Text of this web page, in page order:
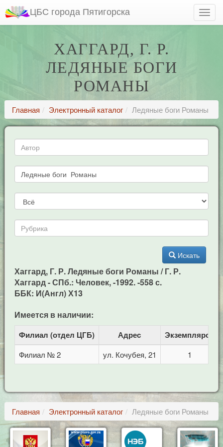
ЦБС города Пятигорска
ХАГГАРД, Г. Р.
ЛЕДЯНЫЕ БОГИ
РОМАНЫ
Главная Электронный каталог Ледяные боги Романы
Искать
Хаггард, Г. Р. Ледяные боги Романы / Г. Р.
Хаггард - СПб.: Человек, -1992. -558 с.
ББК: И(Англ) Х13
Имеется в наличии:
Филиал (отдел ЦГБ) Адрес Экземпляров
Филиал № 2 ул. Кочубея, 21 1
Главная Электронный каталог Ледяные боги Романы